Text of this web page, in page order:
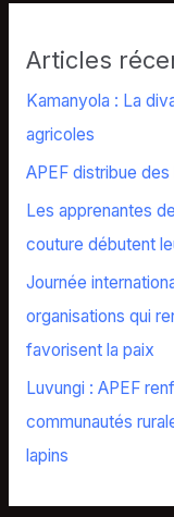
Articles
Kamanyola : La
agricoles
APEF distribue
Les apprenantes
couture débutent
Journée
organisations qui
favorisent la paix
Luvungi : APEF
communautés
lapins